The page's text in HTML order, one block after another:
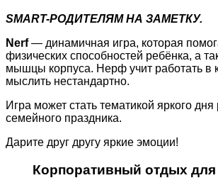
SMART-РОДИТЕЛЯМ НА ЗАМЕТКУ.
Nerf— динамичная игра, которая
физических способностей ребёнка, а
мышцы корпуса. Нерф учит работать в
мыслить нестандартно.
Игра может стать тематикой яркого
семейного праздника.
Дарите друг другу яркие эмоции!
Корпоративный отдых